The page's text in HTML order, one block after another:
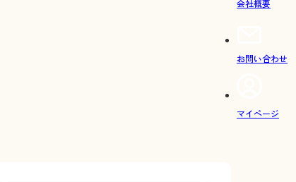
会社概要
お問い合わせ
マイページ